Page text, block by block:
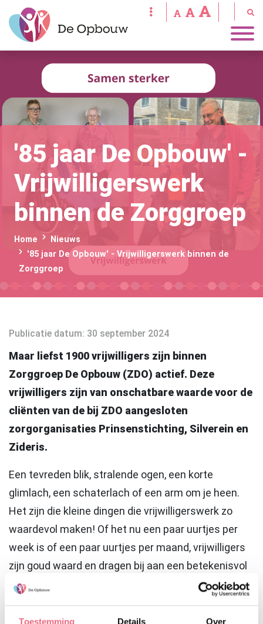
Toestemming Details Over
'85 jaar De Opbouw' -
Vrijwilligerswerk
binnen de Zorggroep
Home
Nieuws
'85 jaar De Opbouw' - Vrijwilligerswerk binnen de
Zorggroep
Publicatie datum: 30 september 2024
Maar liefst 1900 vrijwilligers zijn binnen
Zorggroep De Opbouw (ZDO) actief. Deze
vrijwilligers zijn van onschatbare waarde voor de
cliënten van de bij ZDO aangesloten
zorgorganisaties Prinsenstichting, Silverein en
Zideris.
Een tevreden blik, stralende ogen, een korte
glimlach, een schaterlach of een arm om je heen.
Het zijn die kleine dingen die vrijwilligerswerk zo
waardevol maken! Of het nu een paar uurtjes per
week is of een paar uurtjes per maand, vrijwilligers
zijn goud waard en dragen bij aan een betekenisvol
leven van de cliënt. Samen koffiedrinken, een
groep of helpen tijdens een spelletjesavond, het zijn